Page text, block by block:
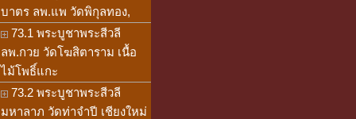
บาตร ลพ.แพ วัดพิกุลทอง,
73.1 พระบูชาพระสีวลี
ลพ.กวย วัดโฆสิตาราม เนื้อ
ไม้โพธิ์แกะ
73.2 พระบูชาพระสีวลี
มหาลาภ วัดท่าจำปี เชียงใหม่